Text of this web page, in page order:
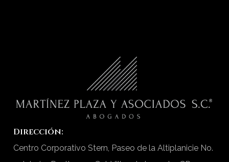
Dirección:
Centro Corporativo Stern, Paseo de la Altiplanicie No.